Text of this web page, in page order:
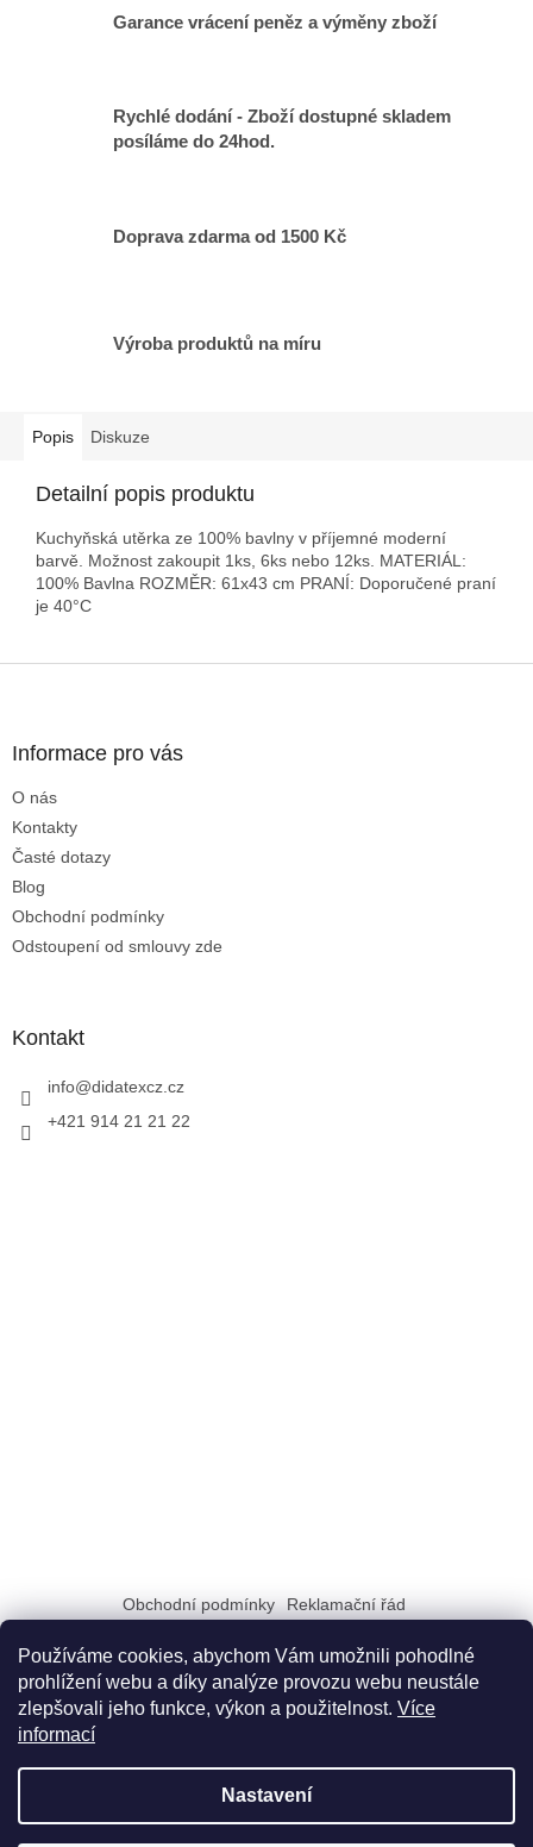
Používáme cookies, abychom Vám umožnili pohodlné
prohlížení webu a díky analýze provozu webu neustále
zlepšovali jeho funkce, výkon a použitelnost. Více
informací
Nastavení
Garance vrácení peněz a výměny zboží
Rychlé dodání - Zboží dostupné skladem
posíláme do 24hod.
Doprava zdarma od 1500 Kč
Výroba produktů na míru
Popis Diskuze
Detailní popis produktu
Kuchyňská utěrka ze 100% bavlny v příjemné moderní
barvě. Možnost zakoupit 1ks, 6ks nebo 12ks. MATERIÁL:
100% Bavlna ROZMĚR: 61x43 cm PRANÍ: Doporučené praní
je 40°C
Informace pro vás
O nás
Kontakty
Časté dotazy
Blog
Obchodní podmínky
Odstoupení od smlouvy zde
Kontakt
info@didatexcz.cz
+421 914 21 21 22
Obchodní podmínky
Reklamační řád
Doprava a možnosti platby
Dokumenty na stiahnutie
Vytvořil Shoptet